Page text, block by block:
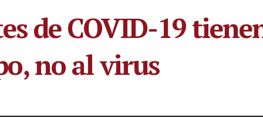
de COVID-19
no al virus